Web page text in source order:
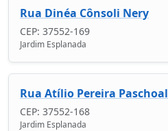
Rua Dinéa Cônsoli Nery
CEP: 37552-169
Jardim Esplanada
Rua Atílio Pereira Paschoal
CEP: 37552-168
Jardim Esplanada